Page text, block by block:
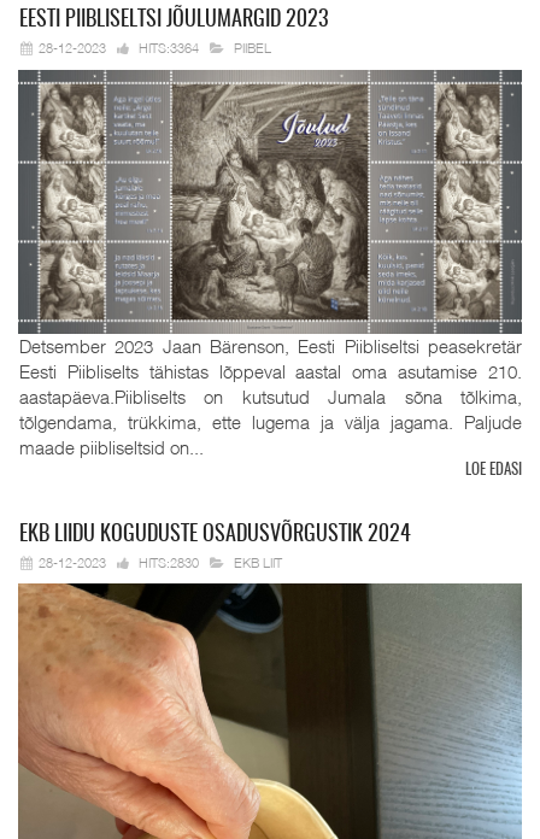
EESTI PIIBLISELTSI JÕULUMARGID 2023
28-12-2023 HITS:3364 PIIBEL
Detsember 2023 Jaan Bärenson, Eesti Piibliseltsi peasekretär
Eesti Piibliselts tähistas lõppeval aastal oma asutamise 210.
aastapäeva.Piibliselts on kutsutud Jumala sõna tõlkima,
tõlgendama, trükkima, ette lugema ja välja jagama. Paljude
maade piibliseltsid on...
LOE EDASI
EKB LIIDU KOGUDUSTE OSADUSVÕRGUSTIK 2024
28-12-2023 HITS:2830 EKB LIIT